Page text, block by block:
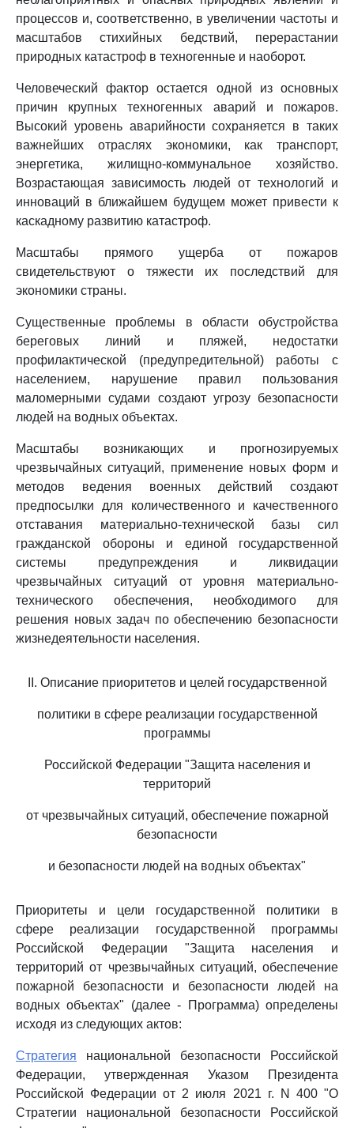
процессов и, соответственно, в увеличении частоты и
масштабов стихийных бедствий, перерастании
природных катастроф в техногенные и наоборот.
Человеческий фактор остается одной из основных
причин крупных техногенных аварий и пожаров.
Высокий уровень аварийности сохраняется в таких
важнейших отраслях экономики, как транспорт,
энергетика, жилищно-коммунальное хозяйство.
Возрастающая зависимость людей от технологий и
инноваций в ближайшем будущем может привести к
каскадному развитию катастроф.
Масштабы прямого ущерба от пожаров
свидетельствуют о тяжести их последствий для
экономики страны.
Существенные проблемы в области обустройства
береговых линий и пляжей, недостатки
профилактической (предупредительной) работы с
населением, нарушение правил пользования
маломерными судами создают угрозу безопасности
людей на водных объектах.
Масштабы возникающих и прогнозируемых
чрезвычайных ситуаций, применение новых форм и
методов ведения военных действий создают
предпосылки для количественного и качественного
отставания материально-технической базы сил
гражданской обороны и единой государственной
системы предупреждения и ликвидации
чрезвычайных ситуаций от уровня материально-
технического обеспечения, необходимого для
решения новых задач по обеспечению безопасности
жизнедеятельности населения.
II. Описание приоритетов и целей государственной
политики в сфере реализации государственной
программы
Российской Федерации "Защита населения и
территорий
от чрезвычайных ситуаций, обеспечение пожарной
безопасности
и безопасности людей на водных объектах"
Приоритеты и цели государственной политики в
сфере реализации государственной программы
Российской Федерации "Защита населения и
территорий от чрезвычайных ситуаций, обеспечение
пожарной безопасности и безопасности людей на
водных объектах" (далее - Программа) определены
исходя из следующих актов:
Стратегия национальной безопасности Российской
Федерации, утвержденная Указом Президента
Российской Федерации от 2 июля 2021 г. N 400 "О
Стратегии национальной безопасности Российской